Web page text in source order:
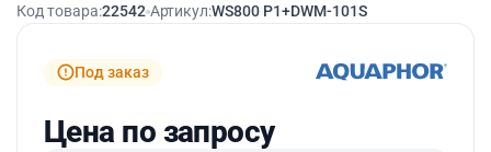
Код товара:22542 Артикул:WS800 P1+DWM-101S
Под заказ
Цена по запросу